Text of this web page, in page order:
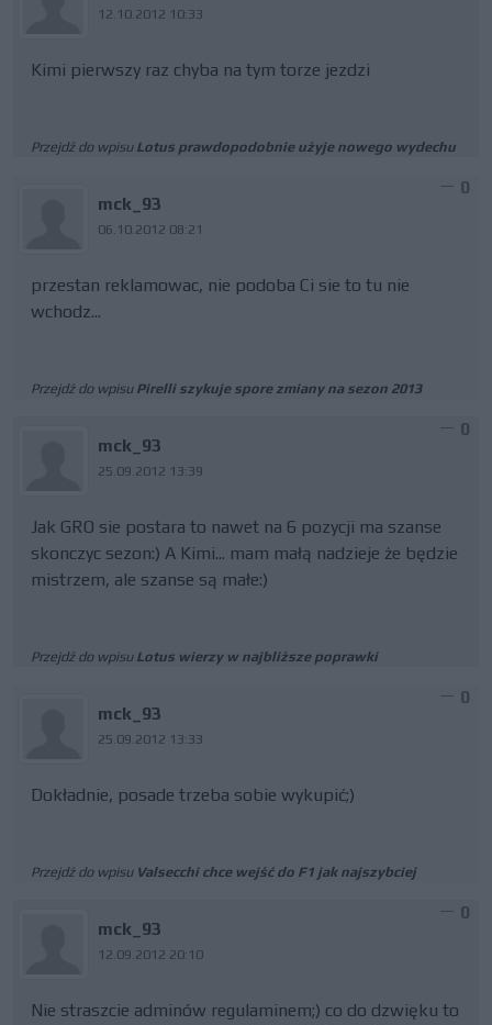
12.10.2012 10:33
Kimi pierwszy raz chyba na tym torze jezdzi
Przejdź do wpisu Lotus prawdopodobnie użyje nowego wydechu
mck_93
06.10.2012 08:21
0
przestan reklamowac, nie podoba Ci sie to tu nie
wchodz...
Przejdź do wpisu Pirelli szykuje spore zmiany na sezon 2013
mck_93
25.09.2012 13:39
0
Jak GRO sie postara to nawet na 6 pozycji ma szanse
skonczyc sezon:) A Kimi... mam małą nadzieje że będzie
mistrzem, ale szanse są małe:)
Przejdź do wpisu Lotus wierzy w najbliższe poprawki
mck_93
25.09.2012 13:33
0
Dokładnie, posade trzeba sobie wykupić;)
Przejdź do wpisu Valsecchi chce wejść do F1 jak najszybciej
mck_93
12.09.2012 20:10
0
Nie straszcie adminów regulaminem;) co do dzwięku to